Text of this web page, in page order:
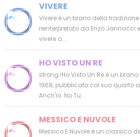
VIVERE
Vivere è un brano della
reinterpretato da Enzo Jannacci
vivere o...
HO VISTO UN RE
strong>Ho Visto Un Re è un
1968, pubblicato col suo quarto
Anch'io. No Tu...
MESSICO E NUVOLE
Messico E Nuvole è un classico